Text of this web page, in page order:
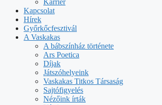
Karrier
Kapcsolat
Hírek
Győrkőcfesztivál
A Vaskakas
A bábszínház története
Ars Poetica
Díjak
Játszóhelyeink
Vaskakas Titkos Társaság
Sajtófigyelés
Nézőink írták